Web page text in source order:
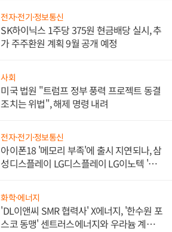
전자·전기·정보통신
SK하이닉스 1주당 375원 현금배당 실시, 추
가 주주환원 계획 9월 공개 예정
사회
미국 법원 "트럼프 정부 풍력 프로젝트 동결
조치는 위법", 해제 명령 내려
전자·전기·정보통신
아이폰18 '메모리 부족'에 출시 지연되나, 삼
성디스플레이 LG디스플레이 LG이노텍 '탈
화학·에너지
'DL이앤씨 SMR 협력사' X에너지, '한수원 포
스코 동맹' 센트러스에너지와 우라늄 계약